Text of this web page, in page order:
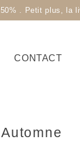
. Petit plus, la
CONTACT